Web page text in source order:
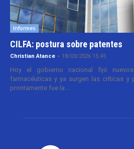
Informes
CILFA: postura sobre patentes
Christian Atance - 18/03/2026 15:45
Hoy el gobierno nacional fijó
farmacéuticas y ya surgen las críticas y
prontamente fue la...